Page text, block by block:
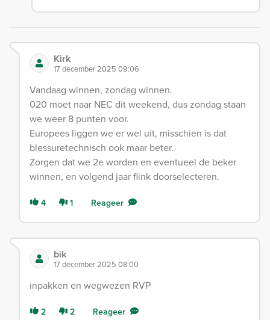
Kirk
17 december 2025 09:06
Vandaag winnen, zondag winnen.
020 moet naar NEC dit weekend, dus zondag staan
we weer 8 punten voor.
Europees liggen we er wel uit, misschien is dat
blessuretechnisch ook maar beter.
Zorgen dat we 2e worden en eventueel de beker
winnen, en volgend jaar flink doorselecteren.
4 1 Reageer
bik
17 december 2025 08:00
inpakken en wegwezen RVP
2 2 Reageer